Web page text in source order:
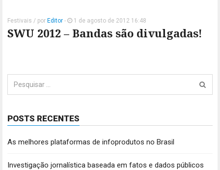
Festivais / por Editor - 1 de agosto de 2012 16:48
SWU 2012 – Bandas são divulgadas!
Pesquisar
por:
POSTS RECENTES
As melhores plataformas de infoprodutos no Brasil
Investigação jornalística baseada em fatos e dados públicos